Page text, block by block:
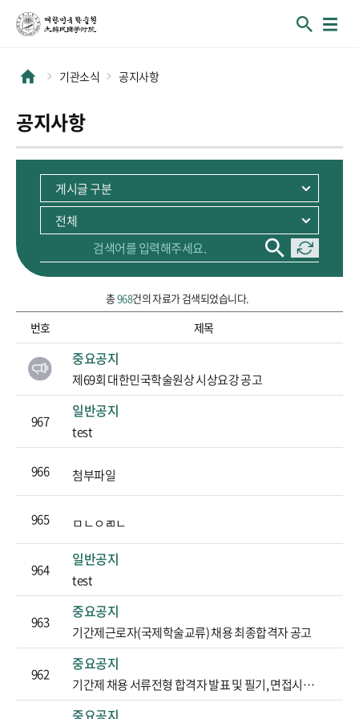
기관소식 공지사항
공지사항
총968건의 자료가 검색되었습니다.
순번, 제목 정보를 포함하고 있습니다.
번호 제목
중요공지
제69회 대한민국학술원상 시상요강 공고
967
일반공지
test
966 첨부파일
965 ㅁㄴㅇㄻㄴ
964
일반공지
test
963
중요공지
기간제근로자(국제학술교류) 채용 최종합격자 공고
962
중요공지
기간제 채용 서류전형 합격자 발표 및 필기, 면접시험 일정 공고
중요공지